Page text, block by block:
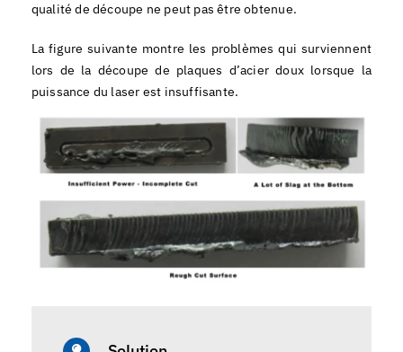
qualité de découpe ne peut pas être obtenue.
La figure suivante montre les problèmes qui surviennent
lors de la découpe de plaques d’acier doux lorsque la
puissance du laser est insuffisante.